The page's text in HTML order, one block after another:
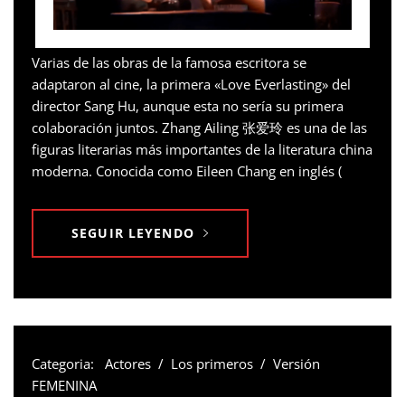
Varias de las obras de la famosa escritora se
adaptaron al cine, la primera «Love Everlasting» del
director Sang Hu, aunque esta no sería su primera
colaboración juntos. Zhang Ailing 张爱玲 es una de las
figuras literarias más importantes de la literatura china
moderna. Conocida como Eileen Chang en inglés (
SEGUIR LEYENDO
Categoria: Actores / Los primeros / Versión
FEMENINA